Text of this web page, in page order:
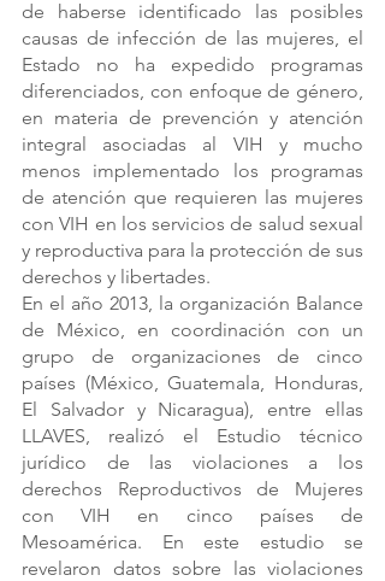
de haberse identificado las posibles
causas de infección de las mujeres, el
Estado no ha expedido programas
diferenciados, con enfoque de género,
en materia de prevención y atención
integral asociadas al VIH y mucho
menos implementado los programas
de atención que requieren las mujeres
con VIH en los servicios de salud sexual
y reproductiva para la protección de sus
derechos y libertades.
En el año 2013, la organización Balance
de México, en coordinación con un
grupo de organizaciones de cinco
países (México, Guatemala, Honduras,
El Salvador y Nicaragua), entre ellas
LLAVES, realizó el Estudio técnico
jurídico de las violaciones a los
derechos Reproductivos de Mujeres
con VIH en cinco países de
Mesoamérica. En este estudio se
revelaron datos sobre las violaciones